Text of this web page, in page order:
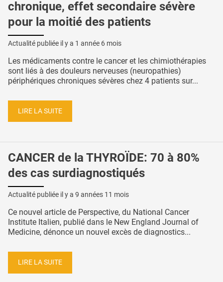
chronique, effet secondaire sévère
pour la moitié des patients
Actualité publiée il y a 1 année 6 mois
Les médicaments contre le cancer et les chimiothérapies
sont liés à des douleurs nerveuses (neuropathies)
périphériques chroniques sévères chez 4 patients sur...
LIRE LA SUITE
CANCER de la THYROÏDE: 70 à 80%
des cas surdiagnostiqués
Actualité publiée il y a 9 années 11 mois
Ce nouvel article de Perspective, du National Cancer
Institute Italien, publié dans le New England Journal of
Medicine, dénonce un nouvel excès de diagnostics...
LIRE LA SUITE